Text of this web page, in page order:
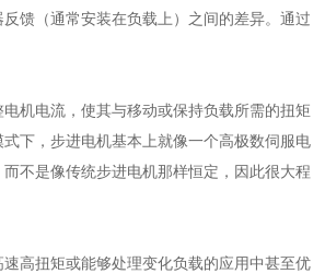
馈（通常安装在负载上）之间的差异。通过
机电流，使其与移动或保持负载所需的扭矩
下，步进电机基本上就像一个高极数伺服电
不是像传统步进电机那样恒定，因此很大程
高扭矩或能够处理变化负载的应用中甚至优